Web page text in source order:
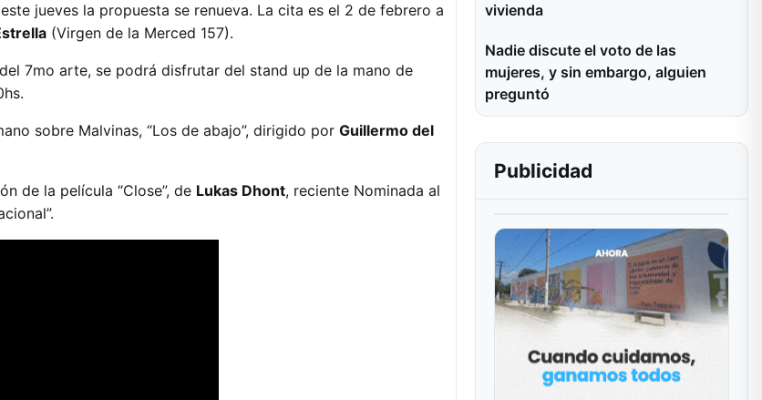
jueves la propuesta se renueva. La cita es el 2 de febrero a
(Virgen de la Merced 157).
7mo arte, se podrá disfrutar del stand up de la mano de
sobre Malvinas, “Los de abajo”, dirigido por Guillermo del
de la película “Close”, de Lukas Dhont, reciente Nominada al
vivienda
Nadie discute el voto de las
mujeres, y sin embargo, alguien
preguntó
Publicidad